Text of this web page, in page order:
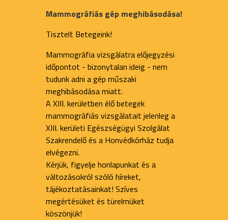
Mammográfiás gép meghibásodása!
Tisztelt Betegeink!
Mammográfia vizsgálatra előjegyzési
időpontot - bizonytalan ideig - nem
tudunk adni a gép műszaki
meghibásodása miatt.
A XIII. kerületben élő betegek
mammográfiás vizsgálatait jelenleg a
XIII. kerületi Egészségügyi Szolgálat
Szakrendelő és a Honvédkórház tudja
elvégezni.
Kérjük, figyelje honlapunkat és a
változásokról szóló híreket,
tájékoztatásainkat! Szíves
megértésüket és türelmüket
köszönjük!